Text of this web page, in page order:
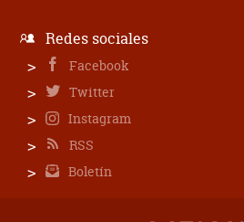
Redes sociales
Facebook
Twitter
Instagram
RSS
Boletín